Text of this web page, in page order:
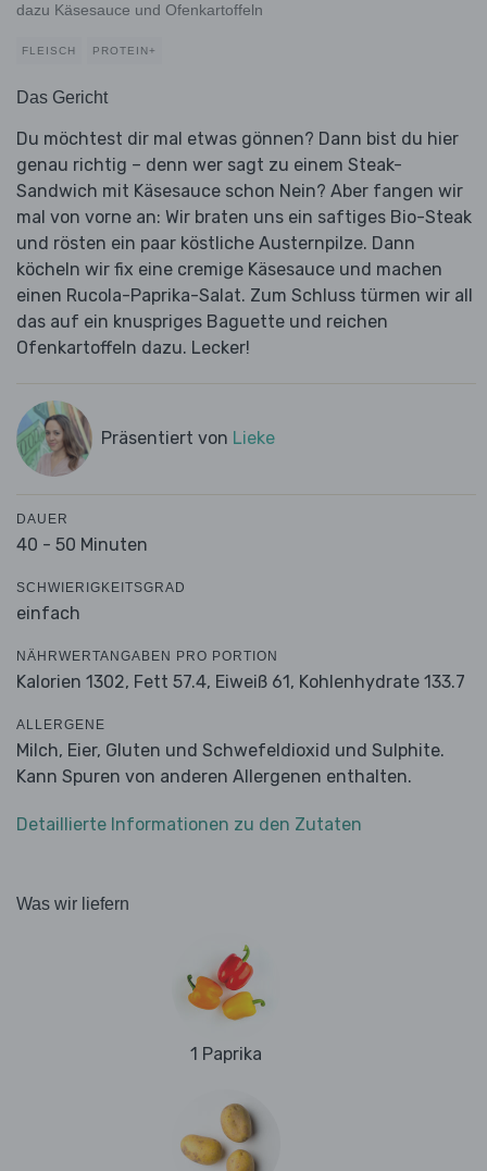
dazu Käsesauce und Ofenkartoffeln
FLEISCH PROTEIN+
Das Gericht
Du möchtest dir mal etwas gönnen? Dann bist du hier
genau richtig – denn wer sagt zu einem Steak-
Sandwich mit Käsesauce schon Nein? Aber fangen wir
mal von vorne an: Wir braten uns ein saftiges Bio-Steak
und rösten ein paar köstliche Austernpilze. Dann
köcheln wir fix eine cremige Käsesauce und machen
einen Rucola-Paprika-Salat. Zum Schluss türmen wir all
das auf ein knuspriges Baguette und reichen
Ofenkartoffeln dazu. Lecker!
Präsentiert von Lieke
DAUER
40 - 50 Minuten
SCHWIERIGKEITSGRAD
einfach
NÄHRWERTANGABEN PRO PORTION
Kalorien 1302, Fett 57.4, Eiweiß 61, Kohlenhydrate 133.7
ALLERGENE
Milch, Eier, Gluten und Schwefeldioxid und Sulphite.
Kann Spuren von anderen Allergenen enthalten.
Detaillierte Informationen zu den Zutaten
Was wir liefern
1 Paprika